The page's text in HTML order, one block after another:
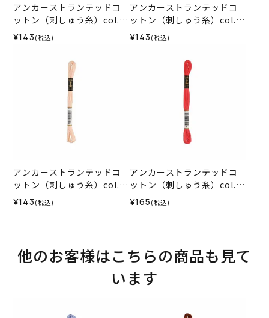
アンカーストランテッドコ
ットン（刺しゅう糸）col.1
015
¥143 (税込)
アンカーストランテッドコ
ットン（刺しゅう糸）col.1
014
¥143 (税込)
アンカーストランテッドコ
ットン（刺しゅう糸）col.1
012
¥143 (税込)
アンカーストランテッドコ
ットン（刺しゅう糸）col.0
035
¥165 (税込)
他のお客様はこちらの商品も見て
います